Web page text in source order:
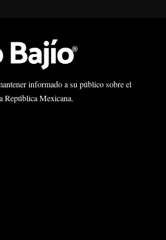
informado a su público sobre el
República Mexicana.